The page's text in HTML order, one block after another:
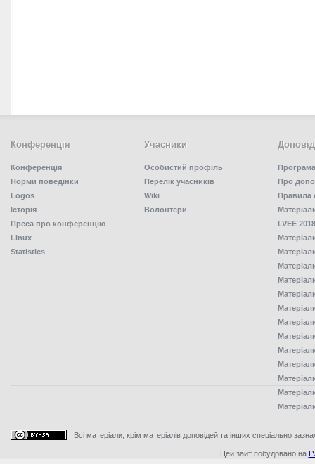
Конференція
Конференція
Норми поведінки
Logos
Історія
Преса про конференцію
Linux
Statistics
Учасники
Особистий профіль
Перелік учасників
Wiki
Волонтери
Про
Правила
LVEE
Всі матеріали, крім матеріалів доповідей та інших спеціально
Цей зайт побудовано на